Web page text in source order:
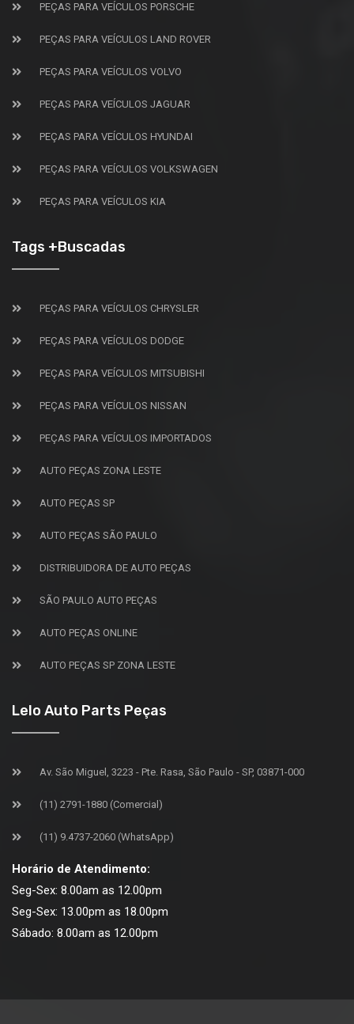
PEÇAS PARA VEÍCULOS PORSCHE
PEÇAS PARA VEÍCULOS LAND ROVER
PEÇAS PARA VEÍCULOS VOLVO
PEÇAS PARA VEÍCULOS JAGUAR
PEÇAS PARA VEÍCULOS HYUNDAI
PEÇAS PARA VEÍCULOS VOLKSWAGEN
PEÇAS PARA VEÍCULOS KIA
Tags +Buscadas
PEÇAS PARA VEÍCULOS CHRYSLER
PEÇAS PARA VEÍCULOS DODGE
PEÇAS PARA VEÍCULOS MITSUBISHI
PEÇAS PARA VEÍCULOS NISSAN
PEÇAS PARA VEÍCULOS IMPORTADOS
AUTO PEÇAS ZONA LESTE
AUTO PEÇAS SP
AUTO PEÇAS SÃO PAULO
DISTRIBUIDORA DE AUTO PEÇAS
SÃO PAULO AUTO PEÇAS
AUTO PEÇAS ONLINE
AUTO PEÇAS SP ZONA LESTE
Lelo Auto Parts Peças
Av. São Miguel, 3223 - Pte. Rasa, São Paulo - SP, 03871-000
(11) 2791-1880 (Comercial)
(11) 9.4737-2060 (WhatsApp)
Horário de Atendimento:
Seg-Sex: 8.00am as 12.00pm
Seg-Sex: 13.00pm as 18.00pm
Sábado: 8.00am as 12.00pm